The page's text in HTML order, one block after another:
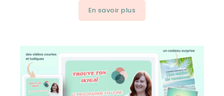
En savoir plus